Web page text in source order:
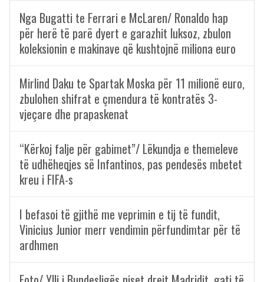
Nga Bugatti te Ferrari e McLaren/ Ronaldo hap
për herë të parë dyert e garazhit luksoz, zbulon
koleksionin e makinave që kushtojnë miliona euro
Mirlind Daku te Spartak Moska për 11 milionë euro,
zbulohen shifrat e çmendura të kontratës 3-
vjeçare dhe prapaskenat
“Kërkoj falje për gabimet”/ Lëkundja e themeleve
të udhëheqjes së Infantinos, pas pendesës mbetet
kreu i FIFA-s
I befasoi të gjithë me veprimin e tij të fundit,
Vinicius Junior merr vendimin përfundimtar për të
ardhmen